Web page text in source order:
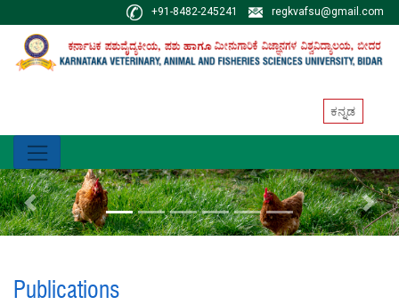
+91-8482-245241 regkvafsu@gmail.com
ಕನ್ನಡ
Previous Next
Publications